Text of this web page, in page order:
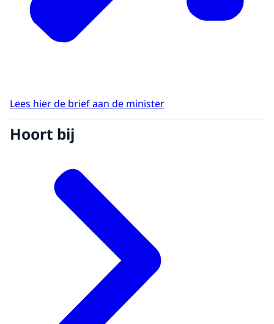
Lees hier de brief aan de minister
Hoort bij